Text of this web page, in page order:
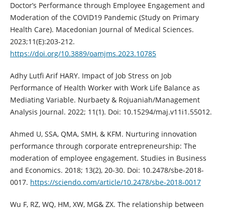
Doctor’s Performance through Employee Engagement and
Moderation of the COVID19 Pandemic (Study on Primary
Health Care). Macedonian Journal of Medical Sciences.
2023;11(E):203-212.
https://doi.org/10.3889/oamjms.2023.10785
Adhy Lutfi Arif HARY. Impact of Job Stress on Job
Performance of Health Worker with Work Life Balance as
Mediating Variable. Nurbaety & Rojuaniah/Management
Analysis Journal. 2022; 11(1). Doi: 10.15294/maj.v11i1.55012.
Ahmed U, SSA, QMA, SMH, & KFM. Nurturing innovation
performance through corporate entrepreneurship: The
moderation of employee engagement. Studies in Business
and Economics. 2018; 13(2), 20-30. Doi: 10.2478/sbe-2018-
0017. https://sciendo.com/article/10.2478/sbe-2018-0017
Wu F, RZ, WQ, HM, XW, MG& ZX. The relationship between